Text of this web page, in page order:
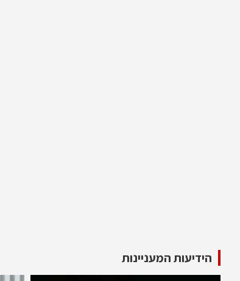
הידיעות המעניינות